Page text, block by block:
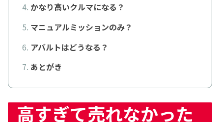
かなり高いクルマになる？
マニュアルミッションのみ？
アバルトはどうなる？
あとがき
高すぎて売れなかった